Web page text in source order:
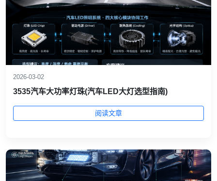
2026-03-02
3535汽车大功率灯珠(汽车LED大灯选型指南)
阅读文章